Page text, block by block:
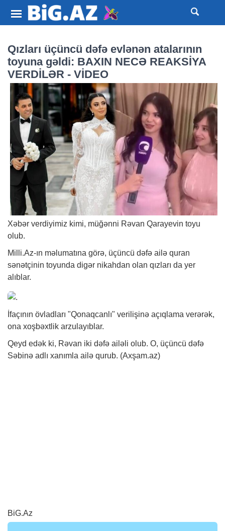
Qızları üçüncü dəfə evlənən atalarının
toyuna gəldi: BAXIN NECƏ REAKSİYA
VERDİLƏR - VİDEO
Xəbər verdiyimiz kimi, müğənni Rəvan Qarayevin toyu
olub.
Milli.Az-ın məlumatına görə, üçüncü dəfə ailə quran
sənətçinin toyunda digər nikahdan olan qızları da yer
alıblar.
İfaçının övladları "Qonaqcanlı" verilişinə açıqlama verərək,
ona xoşbəxtlik arzulayıblar.
Qeyd edək ki, Rəvan iki dəfə ailəli olub. O, üçüncü dəfə
Səbinə adlı xanımla ailə qurub. (Axşam.az)
BiG.Az